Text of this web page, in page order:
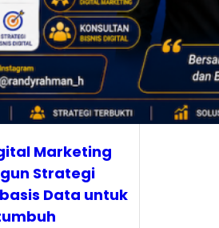
Marketing
Strategi
Data untuk